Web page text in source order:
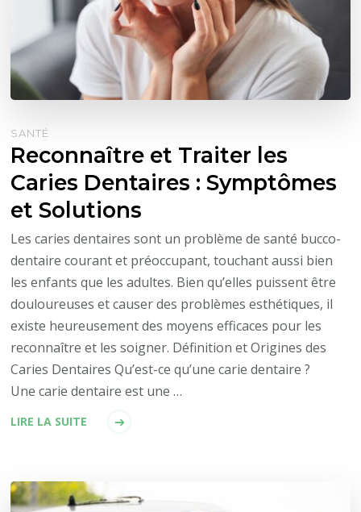
SANTÉ
Reconnaître et Traiter les
Caries Dentaires : Symptômes
et Solutions
Les caries dentaires sont un problème de santé bucco-
dentaire courant et préoccupant, touchant aussi bien
les enfants que les adultes. Bien qu’elles puissent être
douloureuses et causer des problèmes esthétiques, il
existe heureusement des moyens efficaces pour les
reconnaître et les soigner. Définition et Origines des
Caries Dentaires Qu’est-ce qu’une carie dentaire ?
Une carie dentaire est une …
LIRE LA SUITE